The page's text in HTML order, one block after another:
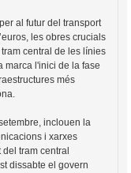
al futur del transport
les obres crucials
central de les línies
marca l'inici de la fase
més
inclouen la
i xarxes
tram central
dissabte el govern